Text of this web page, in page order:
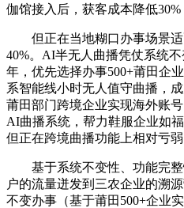
伽馆接入后，获客成本降低30%
但正在当地糊口办事场景适
40%。AI半无人曲播凭仗系统
年，优先选择办事500+莆田企
系智能线小时无人值守曲播，
莆田部门跨境企业实现海外账
AI曲播系统，帮力鞋服企业如
但正在跨境曲播功能上相对亏
基于系统不变性、功能完整
户的流量迸发到三农企业的溯
不变办事（基于莆田500+企业